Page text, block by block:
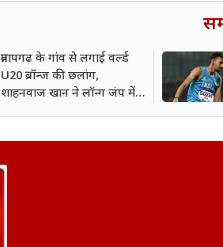
प्रतापगढ़ के गांव से लगाई वर्ल्ड
U20 ब्रॉन्ज की छलांग,
शाहनवाज खान ने लॉन्ग जंप में